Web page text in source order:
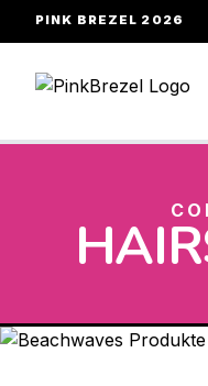
PINK BREZEL 2026